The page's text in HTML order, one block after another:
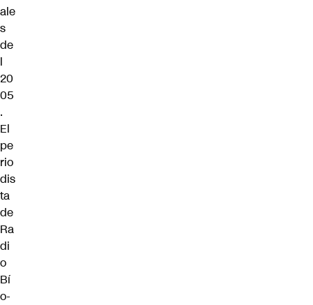
ale
s
de
l
20
05
.
El
pe
rio
dis
ta
de
Ra
di
o
Bí
o-